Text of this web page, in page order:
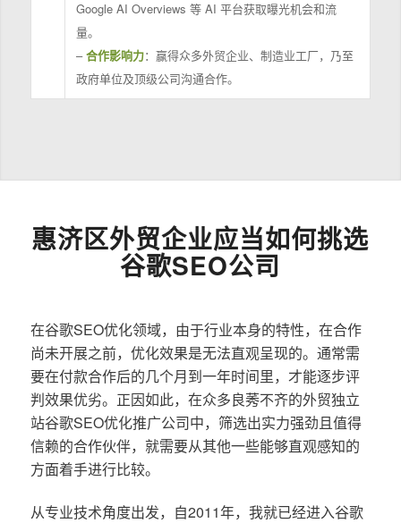
Google AI Overviews 等 AI 平台获取曝光机会和流
量。
–合作影响力：赢得众多外贸企业、制造业工厂，乃至
政府单位及顶级公司沟通合作。
惠济区外贸企业应当如何挑选
谷歌SEO公司
在谷歌SEO优化领域，由于行业本身的特性，在合作
尚未开展之前，优化效果是无法直观呈现的。通常需
要在付款合作后的几个月到一年时间里，才能逐步评
判效果优劣。正因如此，在众多良莠不齐的外贸独立
站谷歌SEO优化推广公司中，筛选出实力强劲且值得
信赖的合作伙伴，就需要从其他一些能够直观感知的
方面着手进行比较。
从专业技术角度出发，自2011年，我就已经进入谷歌